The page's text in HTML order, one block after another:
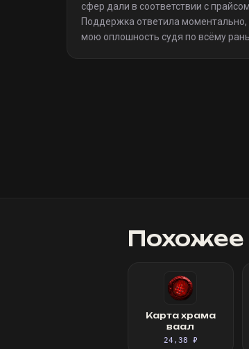
сфер дали в соответствии с прайсом
Поддержка ответила моментально,
мою оплошность судя по всёму
Похожее
Карта храма
ваал
24,38 ₽